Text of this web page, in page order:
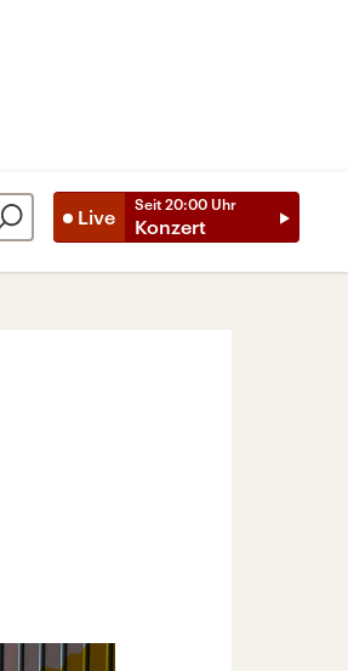
Live
Seit 20:00 Uhr
Konzert